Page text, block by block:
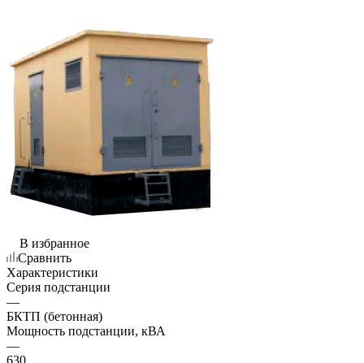
В избранное
Сравнить
Характеристики
Серия подстанции
—
БКТП (бетонная)
Мощность подстанции, кВА
—
630